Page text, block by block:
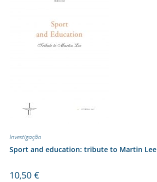
Investigação
Sport and education: tribute to Martin Lee
10,50 €